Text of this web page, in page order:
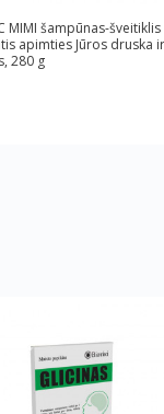
MIMI šampūnas-šveitiklis
apimties Jūros druska ir
280 g